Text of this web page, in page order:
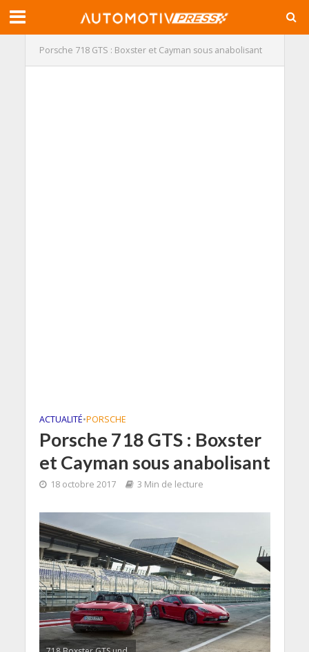
Porsche 718 GTS : Boxster et Cayman sous anabolisant
ACTUALITÉ•PORSCHE
Porsche 718 GTS : Boxster
et Cayman sous anabolisant
18 octobre 2017 3 Min de lecture